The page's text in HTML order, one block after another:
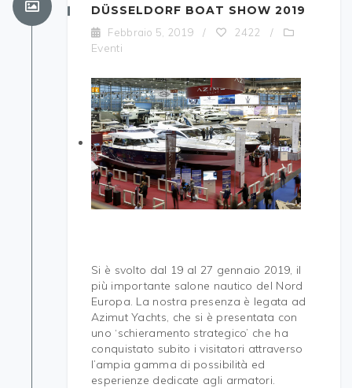
DÜSSELDORF BOAT SHOW 2019
Febbraio 5, 2019 / 2422 /
Eventi
Si è svolto dal 19 al 27 gennaio 2019, il
più importante salone nautico del Nord
Europa. La nostra presenza è legata ad
Azimut Yachts, che si è presentata con
uno ‘schieramento strategico’ che ha
conquistato subito i visitatori attraverso
l’ampia gamma di possibilità ed
esperienze dedicate agli armatori.